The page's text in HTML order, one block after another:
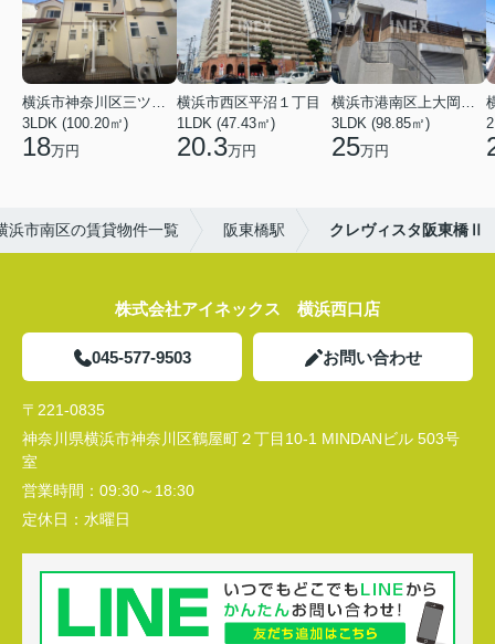
横浜市神奈川区三ツ沢上町
3LDK (100.20㎡)
18万円
横浜市西区平沼１丁目
1LDK (47.43㎡)
20.3万円
横浜市港南区上大岡東２丁目
3LDK (98.85㎡)
25万円
浜市南区の賃貸物件一覧 阪東橋駅 クレヴィスタ阪東橋Ⅱ
株式会社アイネックス 横浜西口店
045-577-9503 お問い合わせ
〒221-0835
神奈川県横浜市神奈川区鶴屋町２丁目10-1 MINDANビル 503号
室
営業時間： 09:30～18:30
定休日： 水曜日